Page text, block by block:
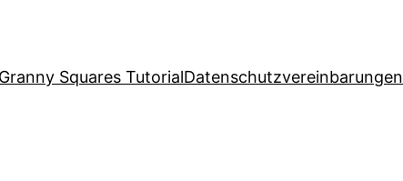
Granny Squares TutorialDatenschutzvereinbarungen